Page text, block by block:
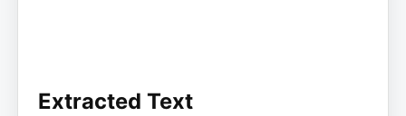
Extracted Text